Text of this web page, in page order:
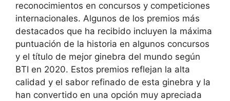
reconocimientos en concursos y competiciones
internacionales. Algunos de los premios más
destacados que ha recibido incluyen la máxima
puntuación de la historia en algunos concursos
y el título de mejor ginebra del mundo según
BTI en 2020. Estos premios reflejan la alta
calidad y el sabor refinado de esta ginebra y la
han convertido en una opción muy apreciada